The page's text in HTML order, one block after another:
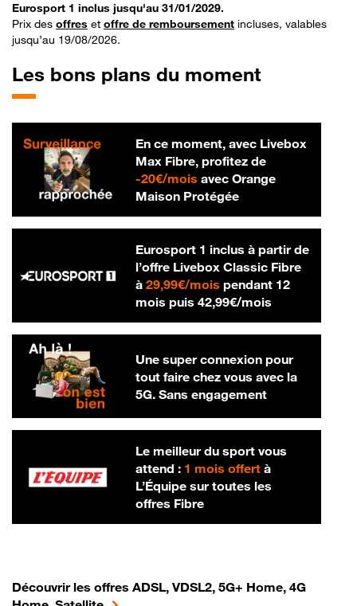
Eurosport 1 inclus jusqu'au 31/01/2029.
Prix des offres et offre de remboursement incluses, valables
jusqu’au 19/08/2026.
Les bons plans du moment
En ce moment, avec Livebox
Max Fibre, profitez de
-20€/mois20 € par mois
avec Orange
Maison Protégée
Eurosport 1 inclus à partir de
l’offre Livebox Classic Fibre
à 29,99€/mois29,99 € par mois
pendant 12
mois puis 42,99€/mois42,99 € par
Une super connexion pour
tout faire chez vous avec la
5G. Sans engagement
Le meilleur du sport vous
attend : 1 mois offertà
L’Équipe sur toutes les
offres Fibre
Découvrir les offres ADSL, VDSL2, 5G+ Home, 4G